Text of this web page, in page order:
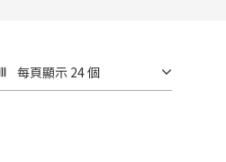
每頁顯示 24 個